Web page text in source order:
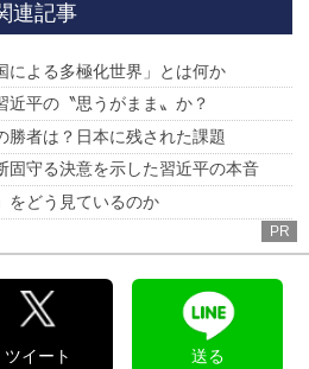
連記事
による多極化世界」とは何か
平の〝思うがまま〟か？
勝者は？日本に残された課題
固守る決意を示した習近平の本音
をどう見ているのか
PR
ツイート 送る